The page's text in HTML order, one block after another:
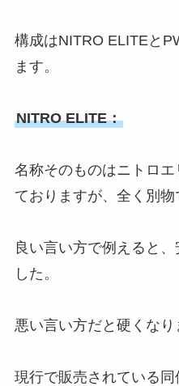
構成はNITRO ELITEと
ます。
NITRO ELITE：
名称そのものはニトロ
ておりますが、全く別物
良い言い方で例えると
した。
悪い言い方だと硬くなり
現行で販売されている